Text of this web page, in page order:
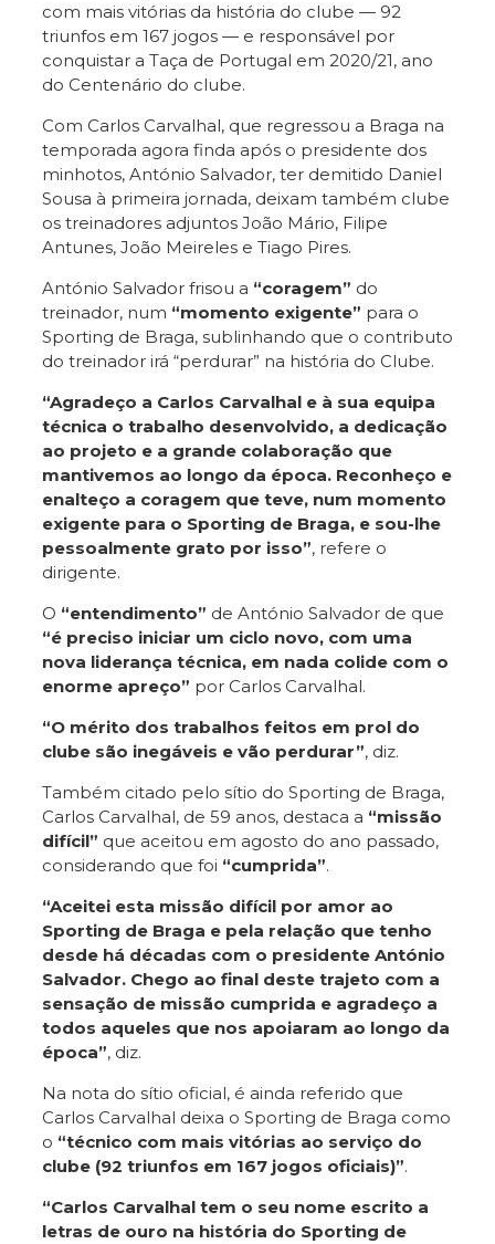
com mais vitórias da história do clube — 92
triunfos em 167 jogos — e responsável por
conquistar a Taça de Portugal em 2020/21, ano
do Centenário do clube.
Com Carlos Carvalhal, que regressou a Braga na
temporada agora finda após o presidente dos
minhotos, António Salvador, ter demitido Daniel
Sousa à primeira jornada, deixam também clube
os treinadores adjuntos João Mário, Filipe
Antunes, João Meireles e Tiago Pires.
António Salvador frisou a “coragem” do
treinador, num “momento exigente” para o
Sporting de Braga, sublinhando que o contributo
do treinador irá “perdurar” na história do Clube.
“Agradeço a Carlos Carvalhal e à sua equipa
técnica o trabalho desenvolvido, a dedicação
ao projeto e a grande colaboração que
mantivemos ao longo da época. Reconheço e
enalteço a coragem que teve, num momento
exigente para o Sporting de Braga, e sou-lhe
pessoalmente grato por isso”, refere o
dirigente.
O “entendimento” de António Salvador de que
“é preciso iniciar um ciclo novo, com uma
nova liderança técnica, em nada colide com o
enorme apreço” por Carlos Carvalhal.
“O mérito dos trabalhos feitos em prol do
clube são inegáveis e vão perdurar”, diz.
Também citado pelo sítio do Sporting de Braga,
Carlos Carvalhal, de 59 anos, destaca a “missão
difícil” que aceitou em agosto do ano passado,
considerando que foi “cumprida”.
“Aceitei esta missão difícil por amor ao
Sporting de Braga e pela relação que tenho
desde há décadas com o presidente António
Salvador. Chego ao final deste trajeto com a
sensação de missão cumprida e agradeço a
todos aqueles que nos apoiaram ao longo da
época”, diz.
Na nota do sítio oficial, é ainda referido que
Carlos Carvalhal deixa o Sporting de Braga como
o “técnico com mais vitórias ao serviço do
clube (92 triunfos em 167 jogos oficiais)”.
“Carlos Carvalhal tem o seu nome escrito a
letras de ouro na história do Sporting de